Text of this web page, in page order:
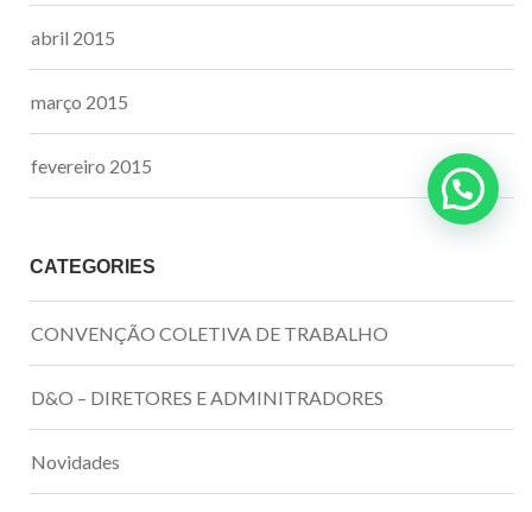
abril 2015
março 2015
fevereiro 2015
CATEGORIES
CONVENÇÃO COLETIVA DE TRABALHO
D&O – DIRETORES E ADMINITRADORES
Novidades